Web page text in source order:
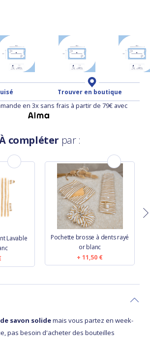
Trouver en boutique
en 3x sans frais à partir de 79€ avec
compléter par :
Lavable
Pochette brosse à dents rayé
or blanc
11,50 €
savon solidemais vous partez en week-
pas besoin d'acheter des bouteilles